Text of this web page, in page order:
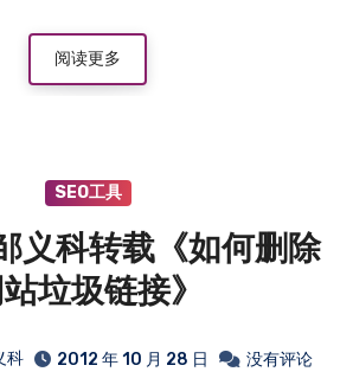
阅读更多
SEO工具
义科转载《如何删除
站垃圾链接》
科 2012 年 10 月 28 日 没有评论